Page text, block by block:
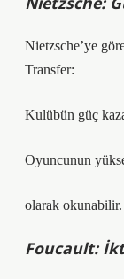
Nietzsche’ye
Transfer:
Kulübün güç
Oyuncunun
olarak okunabilir.
Foucault: